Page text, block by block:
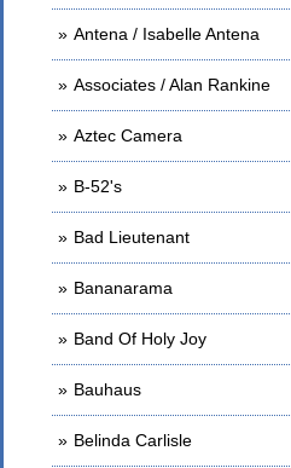
Antena / Isabelle Antena
Associates / Alan Rankine
Aztec Camera
B-52's
Bad Lieutenant
Bananarama
Band Of Holy Joy
Bauhaus
Belinda Carlisle